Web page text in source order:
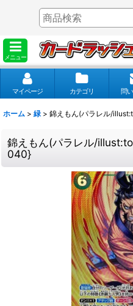
メニュー
マイページ カテゴリ 問
ホーム > 緑 > 錦えもん(パラレル/
錦えもん(パラレル/
040}